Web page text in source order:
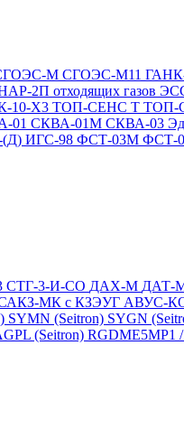
М СГОЭС-М11
2П отходящих газов
10-Х3 ТОП-СЕНС Т ТОП-
01 СКВА-01М СКВА-03
ИГС-98 ФСТ-03М ФСТ-
СТГ-3-И-CO ДАХ-М ДАТ-
МК с КЗЭУГ АВУС-
SYMN (Seitron) SYGN
(Seitron) RGDME5MP1